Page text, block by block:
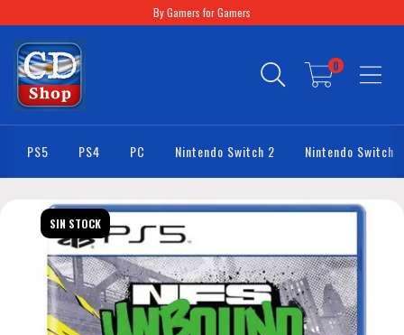
By Gamers for Gamers
0
PS5 PS4 PC Nintendo Switch 2 Nintendo Switch
SIN STOCK